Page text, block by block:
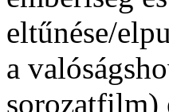
eltűnése/
a
sorozatfilm)